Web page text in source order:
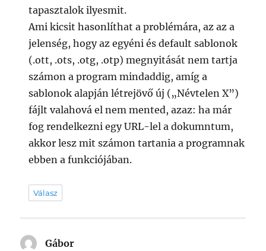
tapasztalok ilyesmit.
Ami kicsit hasonlíthat a problémára, az az a
jelenség, hogy az egyéni és default sablonok
(.ott, .ots, .otg, .otp) megnyitását nem tartja
számon a program mindaddig, amíg a
sablonok alapján létrejövő új („Névtelen X”)
fájlt valahová el nem mented, azaz: ha már
fog rendelkezni egy URL-lel a dokumntum,
akkor lesz mit számon tartania a programnak
ebben a funkciójában.
Válasz
Gábor